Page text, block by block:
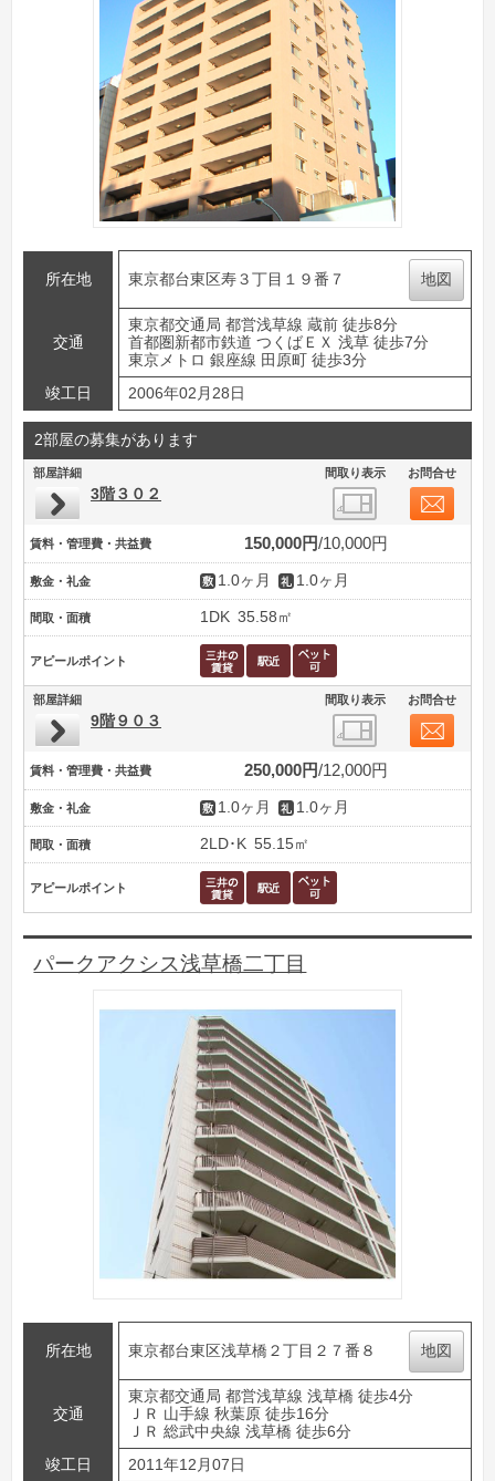
所在地 東京都台東区寿３丁目１９番７ 地図
交通
東京都交通局 都営浅草線 蔵前 徒歩8分
首都圏新都市鉄道 つくばＥＸ 浅草 徒歩7分
東京メトロ 銀座線 田原町 徒歩3分
竣工日
2006年02月28日
2部屋の募集があります
部屋詳細 間取り表示 お問合せ
3階３０２
賃料・管理費・共益費 150,000円 10,000円
敷金・礼金 1.0ヶ月 1.0ヶ月
間取・面積 1DK 35.58㎡
アピールポイント
部屋詳細 間取り表示 お問合せ
9階９０３
賃料・管理費・共益費 250,000円 12,000円
敷金・礼金 1.0ヶ月 1.0ヶ月
間取・面積 2LD･K 55.15㎡
アピールポイント
パークアクシス浅草橋二丁目
所在地 東京都台東区浅草橋２丁目２７番８ 地図
交通
東京都交通局 都営浅草線 浅草橋 徒歩4分
ＪＲ 山手線 秋葉原 徒歩16分
ＪＲ 総武中央線 浅草橋 徒歩6分
竣工日
2011年12月07日